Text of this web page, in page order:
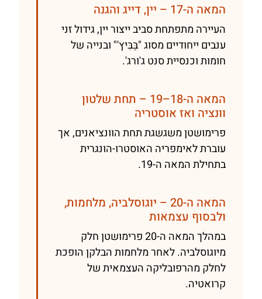
המאה ה-17 – יין, דייג והגנה
העיירה מתפתחת סביב ייצור יין, גידול זני
ענבים ייחודיים מסוג "בַּבִּיץ'" ובנייה של
חומות וכנסיית סנט ג'ורג'.
המאה ה-18–19 – תחת שלטון
וונציה ואז אוסטריה
פרימושטן משגשגת תחת הוונציאנים, אך
עוברת לאימפריה האוסטרו-הונגרית
בתחילת המאה ה-19.
המאה ה-20 – יוגוסלביה, מלחמות,
ולבסוף עצמאות
במהלך המאה ה-20 פרימושטן חלק
מיוגוסלביה. לאחר מלחמות הבלקן הופכת
לחלק מהרפובליקה העצמאית של
קרואטיה.